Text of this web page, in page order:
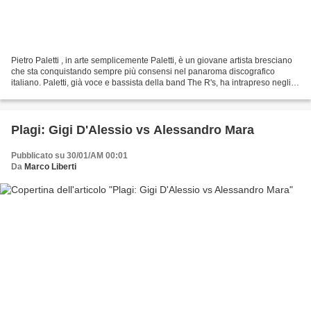
Pietro Paletti , in arte semplicemente Paletti, è un giovane artista bresciano
che sta conquistando sempre più consensi nel panaroma discografico
italiano. Paletti, già voce e bassista della band The R's, ha intrapreso negli
Plagi: Gigi D'Alessio vs Alessandro Mara
Pubblicato su 30/01/AM 00:01
Da Marco Liberti